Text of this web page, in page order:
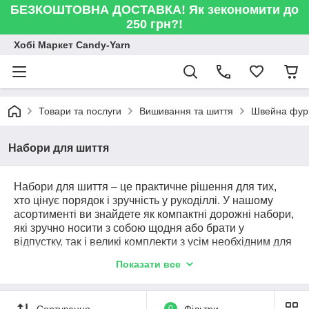
БЕЗКОШТОВНА ДОСТАВКА! Як зекономити до
250 грн?!
Хобі Маркет Candy-Yarn
Товари та послуги Вишивання та шиття Швейна
Набори для шиття
Набори для шиття – це практичне рішення для тих,
хто цінує порядок і зручність у рукоділлі. У нашому
асортименті ви знайдете як компактні дорожні набори,
які зручно носити з собою щодня або брати у
відпустку, так і великі комплекти з усім необхідним для
шпильки, ножиці, сантиметр та інші корисні аксесуари,
Показати все